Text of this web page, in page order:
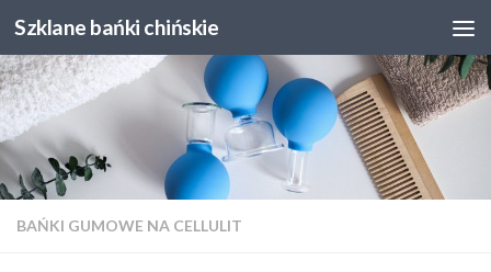
Skip to content
Szklane bańki chińskie
BAŃKI GUMOWE NA CELLULIT